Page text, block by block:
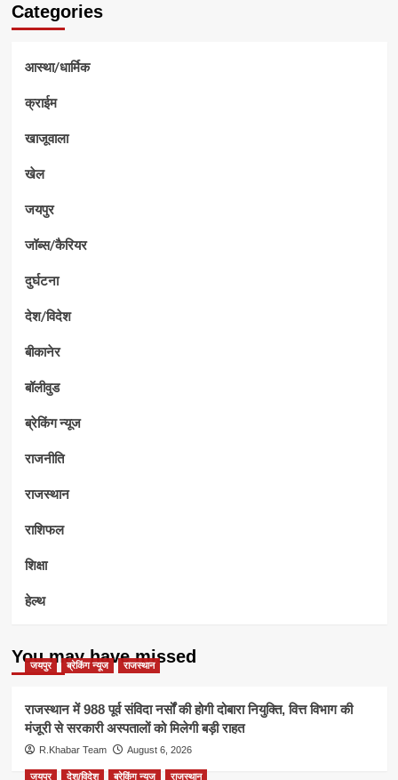
Categories
आस्था/धार्मिक
क्राईम
खाजूवाला
खेल
जयपुर
जॉब्स/कैरियर
दुर्घटना
देश/विदेश
बीकानेर
बॉलीवुड
ब्रेकिंग न्यूज
राजनीति
राजस्थान
राशिफल
शिक्षा
हेल्थ
You may have missed
जयपुर ब्रेकिंग न्यूज राजस्थान
राजस्थान में 988 पूर्व संविदा नर्सों की होगी दोबारा नियुक्ति, वित्त विभाग की
मंजूरी से सरकारी अस्पतालों को मिलेगी बड़ी राहत
R.Khabar Team August 6, 2026
जयपुर देश/विदेश ब्रेकिंग न्यूज राजस्थान